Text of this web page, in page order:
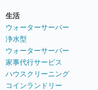
生活
ウォーターサーバー
浄水型
ウォーターサーバー
家事代行サービス
ハウスクリーニング
コインランドリー